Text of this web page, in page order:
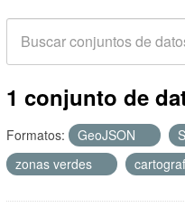
1 conjunto de
Formatos: GeoJSON
zonas verdes